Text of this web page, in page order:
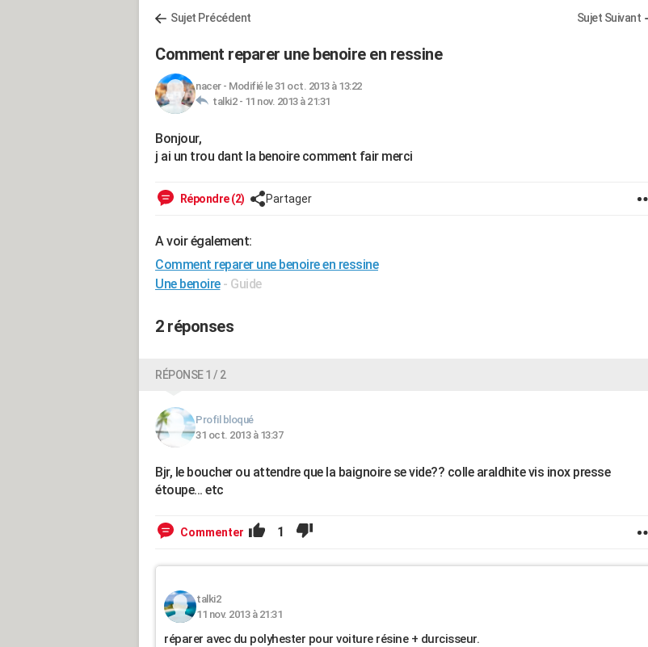
Sujet Précédent Sujet Suivant
Comment reparer une benoire en ressine
nacer- Modifié le 31 oct. 2013 à 13:22
talki2 - 11 nov. 2013 à 21:31
Bonjour,
j ai un trou dant la benoire comment fair merci
Répondre (2) Partager
A voir également:
Comment reparer une benoire en ressine
Une benoire - Guide
2 réponses
RÉPONSE 1 / 2
Profil bloqué
31 oct. 2013 à 13:37
Bjr, le boucher ou attendre que la baignoire se vide?? colle araldhite vis inox presse
étoupe... etc
Commenter 1
talki2
11 nov. 2013 à 21:31
réparer avec du polyhester pour voiture résine + durcisseur.